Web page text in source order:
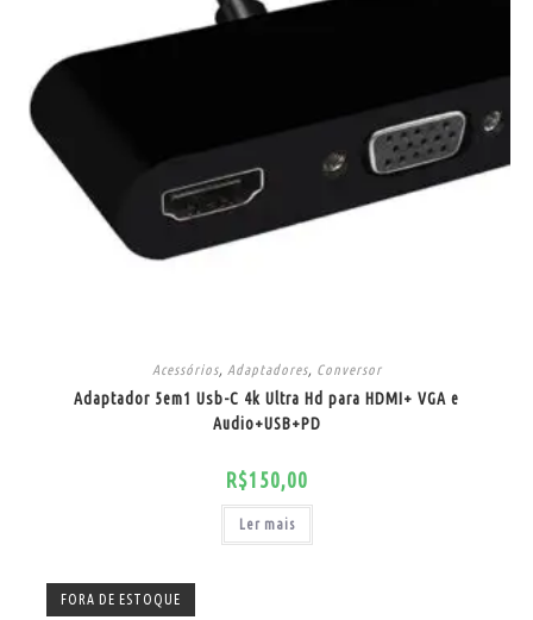
Acessórios, Adaptadores, Conversor
Adaptador 5em1 Usb-C 4k Ultra Hd para HDMI+ VGA e
Audio+USB+PD
R$150,00
Ler mais
FORA DE ESTOQUE